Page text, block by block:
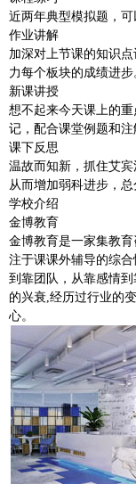
近两年典型模拟题，可
作业讲解
加深对上节课的知识
力每个板块的成绩进步
新课讲授
想不起来今天课上的
记，配合课堂例题和注
课下反思
温故而知新，抓住艾
从而增加弱科进步，总
学校介绍
金博教育
金博教育是一家集教
注于课课外辅导的综
到靠团队，从靠感情
的兴衰,经历过行业的
心。